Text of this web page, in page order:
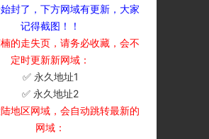
封了，下方网域有更新，大家
记得截图！！
的走失页，请务必收藏，会不
定时更新新网域：
✅ 永久地址1
✅ 永久地址2
地区网域，会自动跳转最新的
网域：